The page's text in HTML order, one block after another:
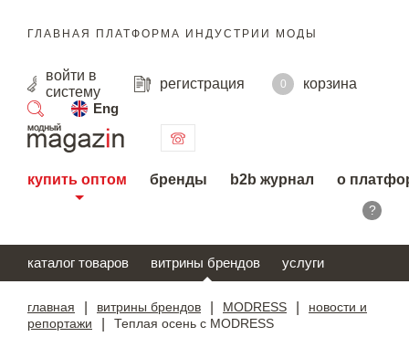
ГЛАВНАЯ ПЛАТФОРМА ИНДУСТРИИ МОДЫ
войти в
систему
регистрация 0
корзина
Eng
поиск
купить оптом бренды b2b журнал о
?
каталог товаров витрины брендов услуги
главная витрины брендов MODRESS
новости и
репортажи
Теплая осень с MODRESS